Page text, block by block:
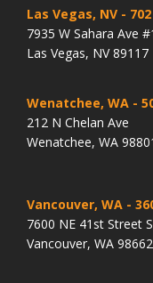
Las Vegas, NV -
7935 W Sahara Ave
Las Vegas, NV 89117
Wenatchee, WA -
212 N Chelan Ave
Wenatchee, WA
Vancouver, WA -
7600 NE 41st Street
Vancouver, WA 98662